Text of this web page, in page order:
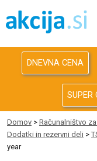
Gaming
Odprodaja
Računalništvo
Računalništvo za
Avdio Video Foto
DNEVNA CENA
SUPER
Domov > Računalništvo
Dodatki in rezervni deli >
year